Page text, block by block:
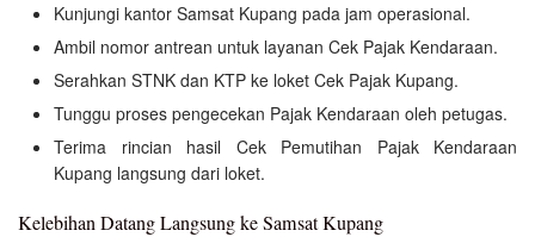
Kunjungi kantor Samsat Kupang pada jam operasional.
Ambil nomor antrean untuk layanan Cek Pajak Kendaraan.
Serahkan STNK dan KTP ke loket Cek Pajak Kupang.
Tunggu proses pengecekan Pajak Kendaraan oleh petugas.
Terima rincian hasil Cek Pemutihan Pajak Kendaraan
Kupang langsung dari loket.
Kelebihan Datang Langsung ke Samsat Kupang